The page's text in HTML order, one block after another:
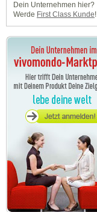
Dein Unternehmen hier?
Werde First Class Kunde!